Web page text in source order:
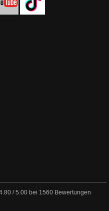
/5.00 bei 1560 Bewertungen